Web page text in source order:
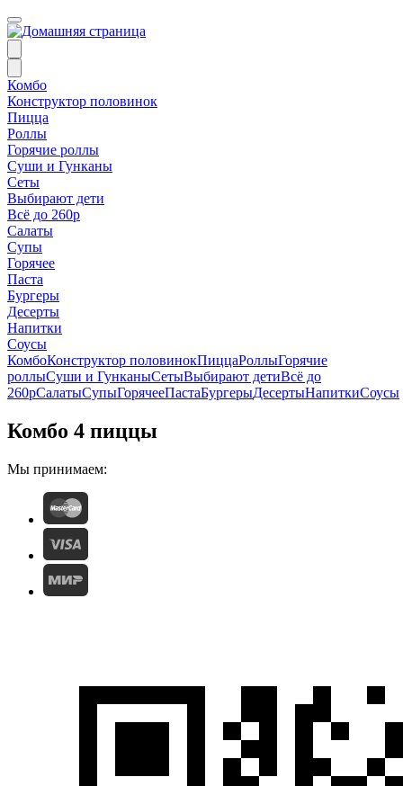
Комбо
Конструктор половинок
Пицца
Роллы
Горячие роллы
Суши и Гунканы
Сеты
Выбирают дети
Всё до 260р
Салаты
Супы
Горячее
Паста
Бургеры
Десерты
Напитки
Соусы
КомбоКонструктор половинокПиццаРоллыГорячие
роллыСуши и ГунканыСетыВыбирают детиВсё до
260рСалатыСупыГорячееПастаБургерыДесертыНапиткиСоусы
Комбо 4 пиццы
Мы принимаем: